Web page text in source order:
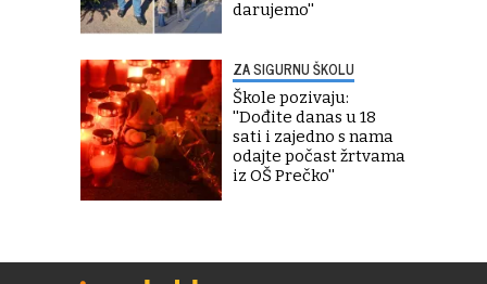
darujemo''
ZA SIGURNU ŠKOLU
Škole pozivaju:
''Dođite danas u 18
sati i zajedno s nama
odajte počast žrtvama
iz OŠ Prečko''